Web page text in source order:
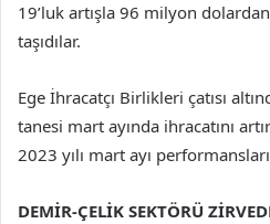
19’luk artışla 96 milyon
taşıdılar.
Ege İhracatçı Birlikleri çatısı
tanesi mart ayında ihracatını
2023 yılı mart ayı
DEMİR-ÇELİK SEKTÖRÜ